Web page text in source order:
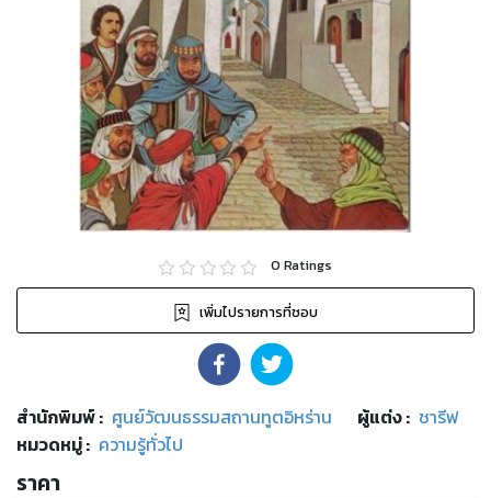
0 Ratings
เพิ่มไปรายการที่ชอบ
สำนักพิมพ์: ศูนย์วัฒนธรรมสถานทูตอิหร่าน ผู้แต่ง : ชารีฟ
หมวดหมู่: ความรู้ทั่วไป
ราคา